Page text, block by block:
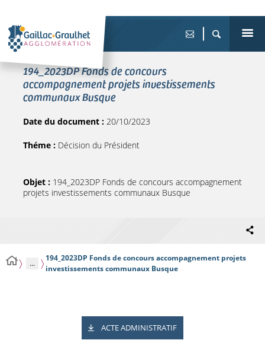
194_2023DP Fonds de concours
accompagnement projets investissements
communaux Busque
Date du document : 20/10/2023
Théme : Décision du Président
Objet : 194_2023DP Fonds de concours accompagnement
projets investissements communaux Busque
...
194_2023DP Fonds de concours accompagnement projets
investissements communaux Busque
ACTE ADMINISTRATIF